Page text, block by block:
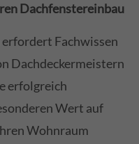
Dachfenstereinbau
Fachwissen
Dachdeckermeistern
erfolgreich
Wert auf
Wohnraum